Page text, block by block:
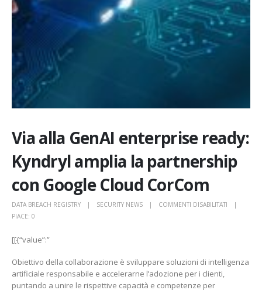
Via alla GenAI enterprise ready:
Kyndryl amplia la partnership
con Google Cloud CorCom
DATA BREACH REGISTRY SECURITY NEWS COMMENTI DISABILITATI
READY:
PIACE: 0
[[{“value”:”
Obiettivo della collaborazione è sviluppare soluzioni di intelligenza
artificiale responsabile e accelerarne l’adozione per i clienti,
puntando a unire le rispettive capacità e competenze per